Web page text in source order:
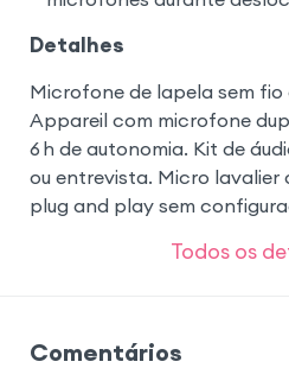
Detalhes
Microfone de lapela sem
Appareil com microfone
6 h de autonomia. Kit de
ou entrevista. Micro lavalier
plug and play sem
Todos os
Comentários